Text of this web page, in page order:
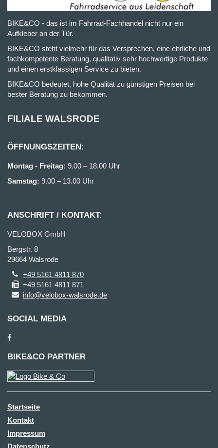
BIKE&CO - das ist im Fahrrad-Fachhandel nicht nur ein
Aufkleber an der Tür.
BIKE&CO steht vielmehr für das Versprechen, eine ehrliche und
fachkompetente Beratung, qualitativ sehr hochwertige Produkte
und einen erstklassigen Service zu bieten.
BIKE&CO bedeutet, hohe Qualität zu günstigen Preisen bei
bester Beratung zu bekommen.
FILIALE WALSRODE
ÖFFNUNGSZEITEN:
Montag - Freitag: 9.00 – 18.00 Uhr
Samstag: 9.00 – 13.00 Uhr
ANSCHRIFT / KONTAKT:
VELOBOX GmbH
Bergstr. 8
29664 Walsrode
+49 5161 4811 870
+49 5161 4811 871
info@velobox-walsrode.de
SOCIAL MEDIA
BIKE&CO PARTNER
Startseite
Kontakt
Impressum